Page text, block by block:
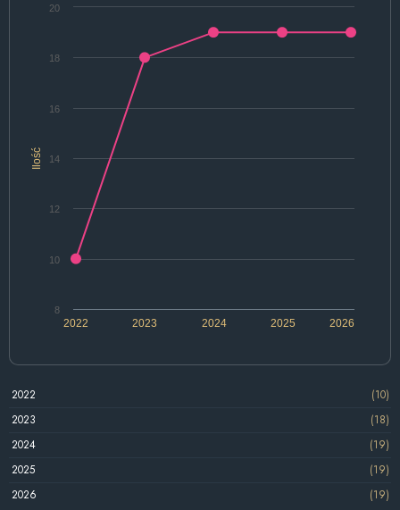
Ilość
2022 2024 2026
2023 2025
8
10
12
14
16
18
20
2022
(10)
2023
(18)
2024
(19)
2025
(19)
2026
(19)